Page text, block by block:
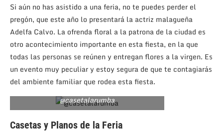
Si aún no has asistido a una feria, no te puedes perder el
pregón, que este año lo presentará la actriz malagueña
Adelfa Calvo. La ofrenda floral a la patrona de la ciudad es
otro acontecimiento importante en esta fiesta, en la que
todas las personas se reúnen y entregan flores a la virgen. Es
un evento muy peculiar y estoy segura de que te contagiarás
del ambiente familiar que rodea esta fiesta.
@casetalarumba
Casetas y Planos de la Feria